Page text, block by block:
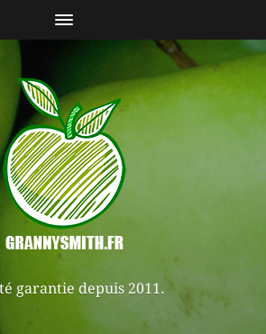
garantie depuis 2011.